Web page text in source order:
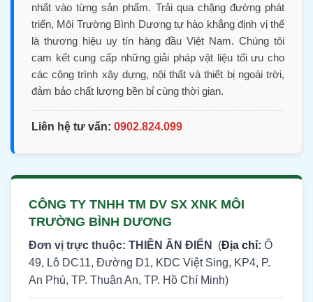
nhất vào từng sản phẩm. Trải qua chặng đường phát
triển, Môi Trường Bình Dương tự hào khẳng định vị thế
là thương hiệu uy tín hàng đầu Việt Nam. Chúng tôi
cam kết cung cấp những giải pháp vật liệu tối ưu cho
các công trình xây dựng, nội thất và thiết bị ngoài trời,
đảm bảo chất lượng bền bỉ cùng thời gian.
Liên hệ tư vấn: 0902.824.099
CÔNG TY TNHH TM DV SX XNK MÔI
TRƯỜNG BÌNH DƯƠNG
Đơn vị trực thuộc: THIÊN ÂN ĐIỂN (Địa chỉ: Ô
49, Lô DC11, Đường D1, KDC Việt Sing, KP4, P.
An Phú, TP. Thuận An, TP. Hồ Chí Minh)